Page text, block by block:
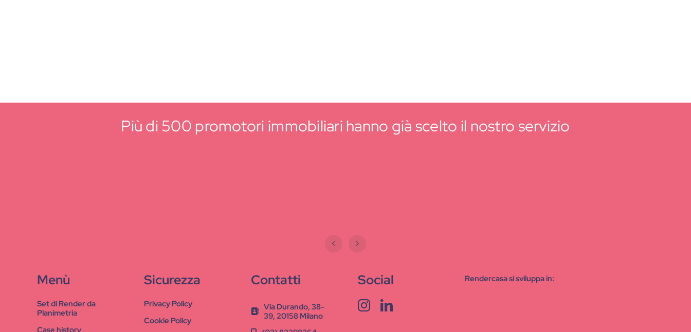
Più di 500 promotori immobiliari hanno già scelto il nostro servizio
Menù
Set di Render da
Planimetria
Case history
Sicurezza
Privacy Policy
Cookie Policy
Contatti
Via Durando, 38-
39, 20158 Milano
Social Rendercasa si sviluppa in: